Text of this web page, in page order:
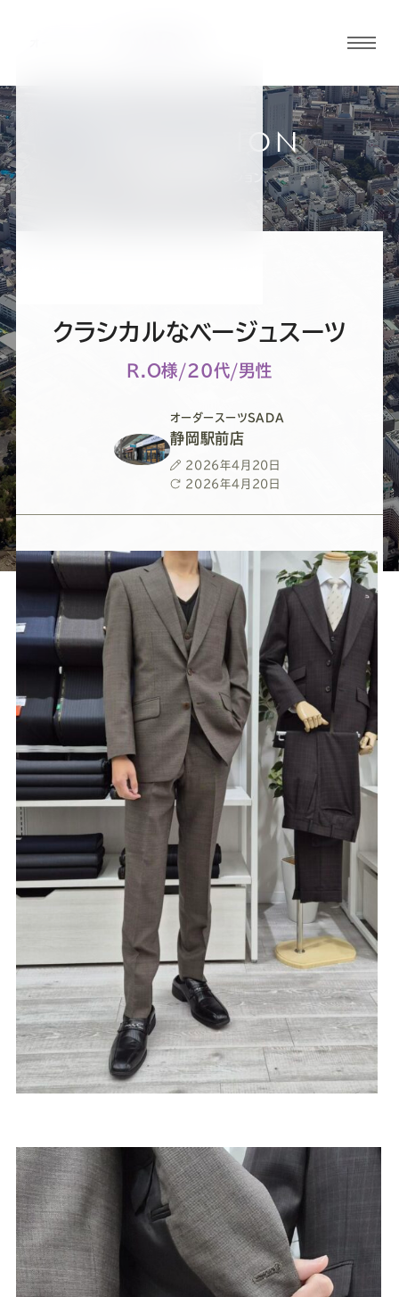
ルメ
ニュ
ーボ
タン
ツ
SADA
公
式
Youtube
ス
ツ
SADA
の
公
式
Facebook
ス
ツ
SADA
の
公
式
Twitter
ー
ス
ツ
SADA
の
公
式
Instagram
ス
ツ
SADA
の
公
式
LINE
COLLECTION
お客様スーツコレクション
クラシカルなベージュスーツ
R.O様/20代/男性
オーダースーツSADA
静岡駅前店
投
稿
2026年4月20日
最
日
2026年4月20日